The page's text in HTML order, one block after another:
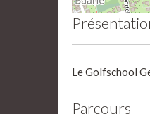
Le Golfschool
Parcours